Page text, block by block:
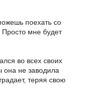
поехать со
мне будет
во всех своих
она не заводила
теряя свою